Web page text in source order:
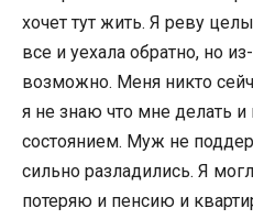
хочет тут жить. Я реву
все и уехала обратно, но
возможно. Меня никто
я не знаю что мне делать и
состоянием. Муж не
сильно разладились. Я
потеряю и пенсию и